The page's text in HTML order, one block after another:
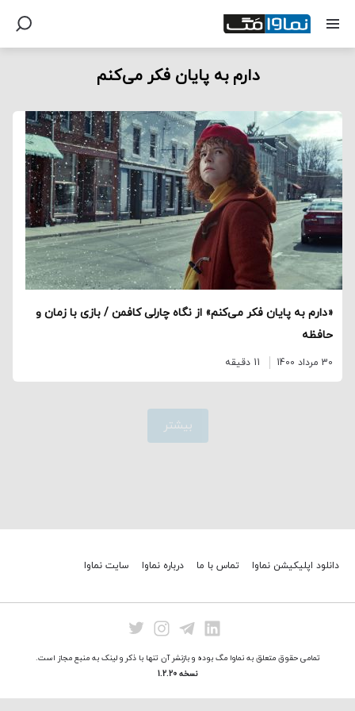
دارم به پایان فکر می‌کنم
«دارم به پایان فکر می‌کنم» از نگاه چارلی کافمن / بازی با زمان و
حافظه
30 مرداد 1400 11 دقیقه
بیشتر
دانلود اپلیکیشن نماوا تماس با ما درباره نماوا سایت نماوا
تمامی حقوق متعلق به نماوا مگ بوده و بازنشر آن تنها با ذکر و لینک به منبع مجاز است.
نسخه 1.2.20